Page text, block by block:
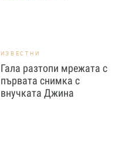
ИЗВЕСТНИ
Гала разтопи мрежата с
първата снимка с
внучката Джина